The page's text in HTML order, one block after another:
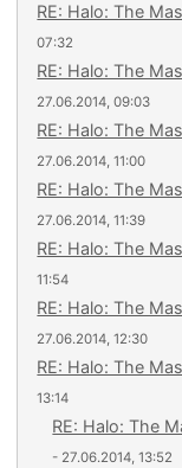
RE: Halo: The
07:32
RE: Halo: The
27.06.2014, 09:03
RE: Halo: The
27.06.2014, 11:00
RE: Halo: The
27.06.2014, 11:39
RE: Halo: The
11:54
RE: Halo: The
27.06.2014, 12:30
RE: Halo: The
13:14
RE: Halo: The
- 27.06.2014, 13:52